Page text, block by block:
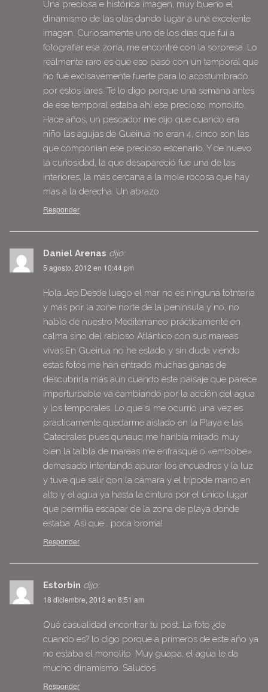
Una preciosa e histórica imagen, muy bueno el
dinamismo de las olas dando lugar a una excelente
imagen. Curiosamente uno de los días que fuí a
fotografiar esa zona, me encontré con la sorpresa. Lo
realmente raro es que eso pasó con un temporal que
no fué excisavemente fuerte para lo acostumbrado
por estos lares. Te lo digo porque una semana antes
de ese temporal estaba ahí ese precioso monolito.
Hace años, un pescador me dijo que cuando era
niño las agujas de Gueirua no eran 4, cinco son las
que componián ese precioso escenario. Y de nuevo
la curiosidad, la que desapareció fue una de las
interiores, la más cercana a la mole rocosa que hay
mas a la derecha. Un abrazo
Responder
Daniel Arenas dijo:
5 agosto, 2012 en 10:44 pm
Hola Jep,Desde luego el mar no es ninguna totnteria
y más por la zone norte de la península y no, no
hablo de nuestro Mediterraneo prácticamente en
calma sino del rabioso Atlántico con sus mareas
vivas.En Gueirua no he estado y sin duda viendo
estas fotos me han entrado muchas ganas de
descubrirla más aún cuando este paisaje que parece
imperturbable va cambiando por la acción del agua
y los temporales. Lo que si me ocurrió una vez es
practicamente quedarme aislado en la Playa e las
Catedrales pues qunauq me hanbía mirado muy
bien la talbla de mareas me enfrasqué o «embobé»
demasiado intentando apurar los encuadres y la luz
y tuve que salir qon la cámara y el trípode mano en
alto y el agua ya hasta la cintura por el único lugar
que permitia escapar de la zona de playa donde
estaba. Así que… poca broma!
Responder
Estorbin dijo:
18 diciembre, 2012 en 8:51 am
Qué casualidad encontrar tu post. La foto ¿de
cuando es? lo digo porque a primeros de este año ya
no estaba el monolito. Muy guapa, el agua le da
mucho dinamismo. Saludos
Responder